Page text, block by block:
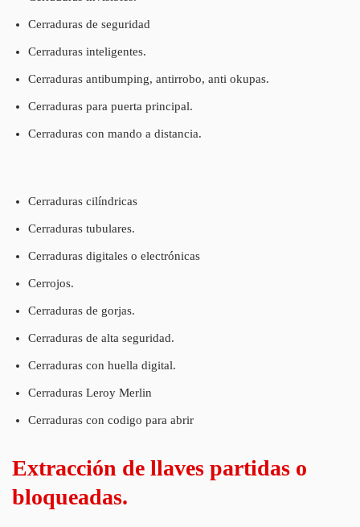
Cerraduras de seguridad
Cerraduras inteligentes.
Cerraduras antibumping, antirrobo, anti okupas.
Cerraduras para puerta principal.
Cerraduras con mando a distancia.
Cerraduras cilíndricas
Cerraduras tubulares.
Cerraduras digitales o electrónicas
Cerrojos.
Cerraduras de gorjas.
Cerraduras de alta seguridad.
Cerraduras con huella digital.
Cerraduras Leroy Merlin
Cerraduras con codigo para abrir
Extracción de llaves partidas o
bloqueadas.